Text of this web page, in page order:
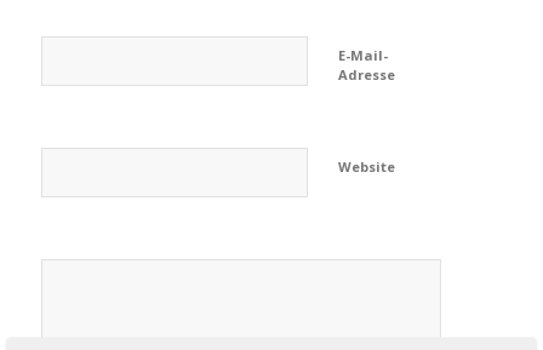
E-Mail-
Adresse
Website